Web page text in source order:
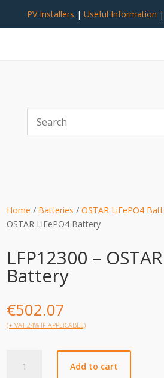
PV Installers | Useful Information |
Home / Batteries /OSTAR LiFePO4
OSTAR LiFePO4 Battery
LFP12300 –
Battery
€502.07
(+ VAT 24% IF APPLICABLE)
Add to cart